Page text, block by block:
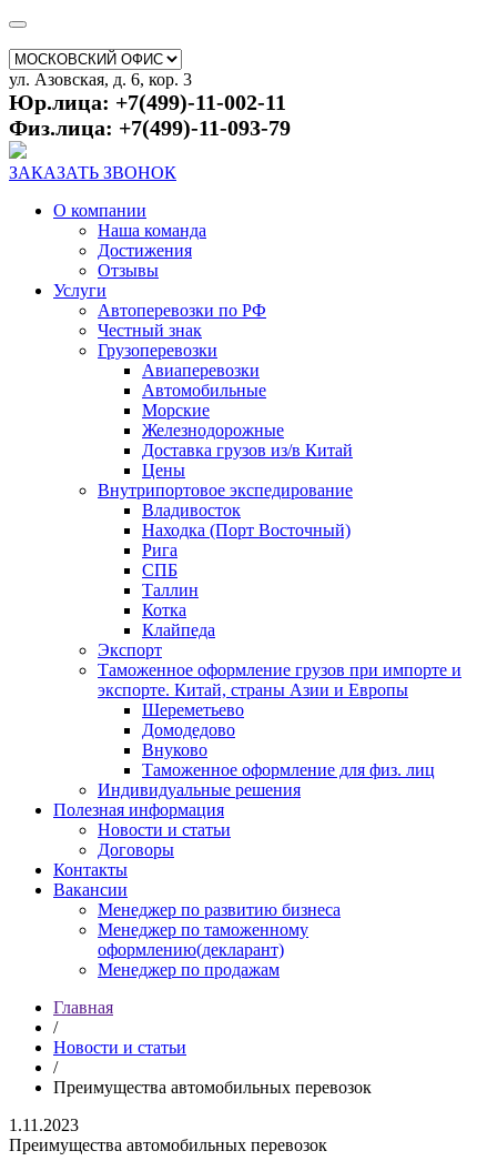
ул. Азовская, д. 6, кор. 3
Юр.лица: +7(499)-11-002-11
Физ.лица: +7(499)-11-093-79
ЗАКАЗАТЬ ЗВОНОК
О компании
Наша команда
Достижения
Отзывы
Услуги
Автоперевозки по РФ
Честный знак
Грузоперевозки
Авиаперевозки
Автомобильные
Морские
Железнодорожные
Доставка грузов из/в Китай
Цены
Внутрипортовое экспедирование
Владивосток
Находка (Порт Восточный)
Рига
СПБ
Таллин
Котка
Клайпеда
Экспорт
Таможенное оформление грузов при импорте и
экспорте. Китай, страны Азии и Европы
Шереметьево
Домодедово
Внуково
Таможенное оформление для физ. лиц
Индивидуальные решения
Полезная информация
Новости и статьи
Договоры
Контакты
Вакансии
Менеджер по развитию бизнеса
Менеджер по таможенному
оформлению(декларант)
Менеджер по продажам
Главная
/
Новости и статьи
/
Преимущества автомобильных перевозок
1.11.2023
Преимущества автомобильных перевозок